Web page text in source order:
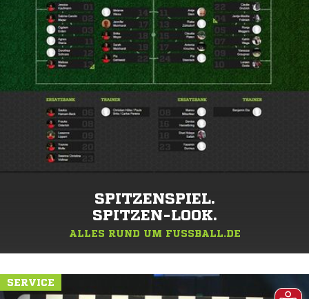
SPITZENSPIEL.
SPITZEN-LOOK.
ALLES RUND UM FUSSBALL.DE
SERVICE